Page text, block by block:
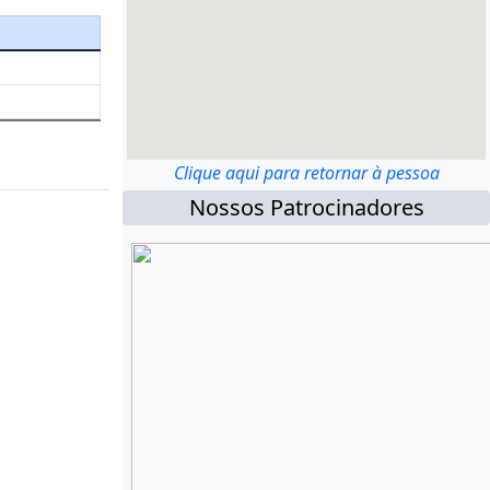
Clique aqui para retornar à pessoa
Nossos Patrocinadores